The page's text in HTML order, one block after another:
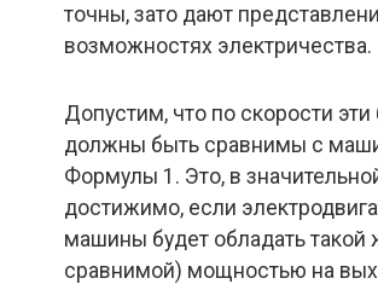
точны, зато дают
возможностях электричества.
Допустим, что по скорости
должны быть сравнимы с
Формулы 1. Это, в
достижимо, если
машины будет обладать такой
сравнимой) мощностью на